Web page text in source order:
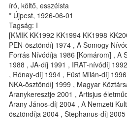
író, költő, esszéista
* Újpest, 1926-06-01
Tagság: I
[KMIK KK1992 KK1994 KK1998
PEN-ösztöndíj 1974 , A Somogy
Forrás Nívódíja 1986 [Komárom] , A
1988 , JA-díj 1991 , IRAT-nívódíj
, Rónay-díj 1994 , Füst Milán-díj
NKA-ösztöndíj 1999 , Magyar
Aranykeresztje 2001 , Artisjus
Arany János-díj 2004 , A Nemzeti
ösztöndíja 2004 , Stephanus-díj